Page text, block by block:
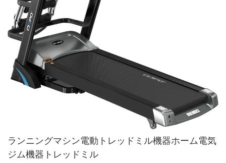
ランニングマシン電動トレッドミル機器ホーム電気
ジム機器トレッドミル